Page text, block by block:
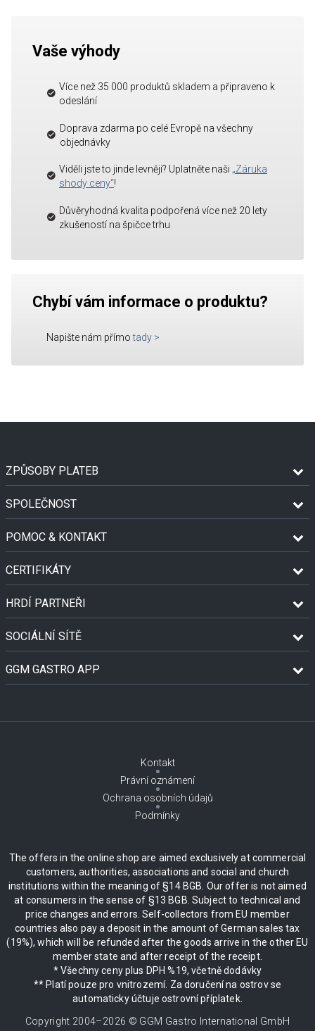
Vaše výhody
Více než 35 000 produktů skladem a připraveno k
odeslání
Doprava zdarma po celé Evropě na všechny
objednávky
Viděli jste to jinde levněji? Uplatněte naši „Záruka
shody ceny“!
Důvěryhodná kvalita podpořená více než 20 lety
zkušeností na špičce trhu
Chybí vám informace o produktu?
Napište nám přímo tady >
ZPŮSOBY PLATEB
SPOLEČNOST
POMOC & KONTAKT
CERTIFIKÁTY
HRDÍ PARTNEŘI
SOCIÁLNÍ SÍTĚ
GGM GASTRO APP
Kontakt
Právní oznámení
Ochrana osobních údajů
Podmínky
The offers in the online shop are aimed exclusively at commercial
customers, authorities, associations and social and church
institutions within the meaning of §14 BGB. Our offer is not aimed
at consumers in the sense of §13 BGB. Subject to technical and
price changes and errors. Self-collectors from EU member
countries also pay a deposit in the amount of German sales tax
(19%), which will be refunded after the goods arrive in the other EU
member state and after receipt of the receipt.
* Všechny ceny plus DPH %19, včetně dodávky
** Platí pouze pro vnitrozemí. Za doručení na ostrov se
automaticky účtuje ostrovní příplatek.
Copyright 2004–2026 © GGM Gastro International GmbH